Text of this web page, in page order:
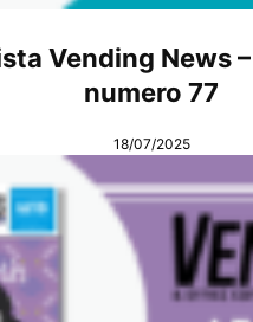
Vending News
numero 77
18/07/2025